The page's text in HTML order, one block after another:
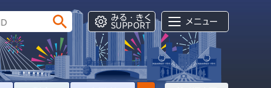
みる・きく
SUPPORT
メニュー